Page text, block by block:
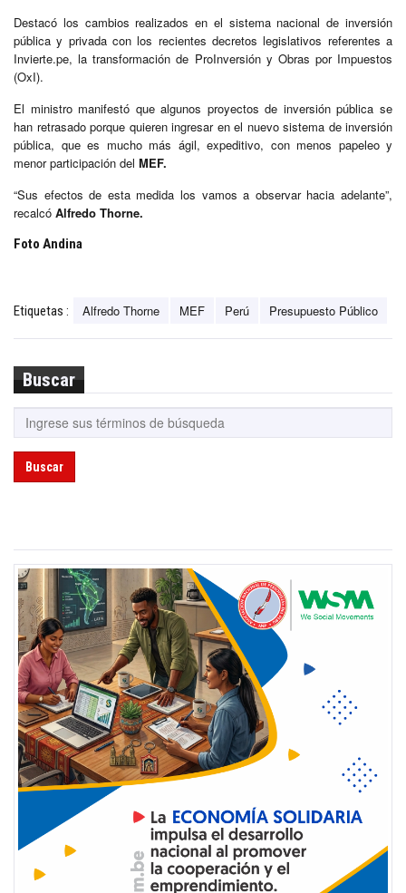
Destacó los cambios realizados en el sistema nacional de inversión
pública y privada con los recientes decretos legislativos referentes a
Invierte.pe, la transformación de ProInversión y Obras por Impuestos
(OxI).
El ministro manifestó que algunos proyectos de inversión pública se
han retrasado porque quieren ingresar en el nuevo sistema de inversión
pública, que es mucho más ágil, expeditivo, con menos papeleo y
menor participación del MEF.
“Sus efectos de esta medida los vamos a observar hacia adelante”,
recalcó Alfredo Thorne.
Foto Andina
Etiquetas : Alfredo Thorne MEF Perú Presupuesto Público
Buscar
Buscar